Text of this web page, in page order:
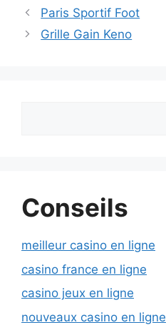
Paris Sportif Foot
Grille Gain Keno
Conseils
meilleur casino en ligne
casino france en ligne
casino jeux en ligne
nouveaux casino en ligne